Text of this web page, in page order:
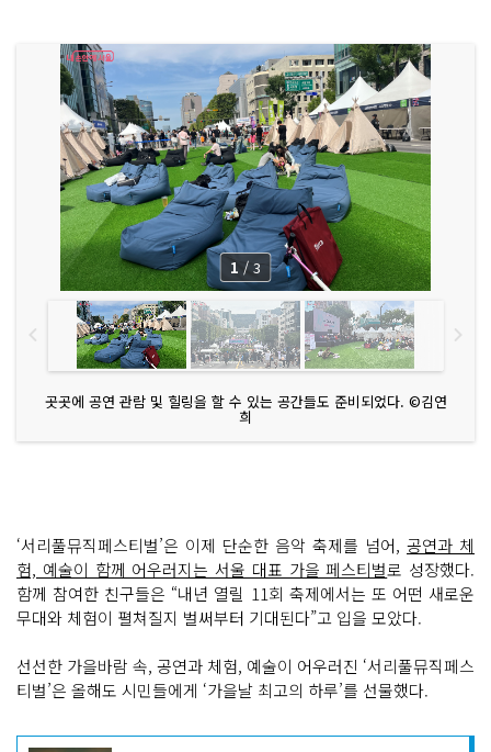
곳곳에 공연 관람 및 힐링을 할 수 있는 공간들도 준비되었다. ©김연
희
1 / 3
‘서리풀뮤직페스티벌’은 이제 단순한 음악 축제를 넘어, 공연과 체
험, 예술이 함께 어우러지는 서울 대표 가을 페스티벌로 성장했다.
함께 참여한 친구들은 “내년 열릴 11회 축제에서는 또 어떤 새로운
무대와 체험이 펼쳐질지 벌써부터 기대된다”고 입을 모았다.
선선한 가을바람 속, 공연과 체험, 예술이 어우러진 ‘서리풀뮤직페스
티벌’은 올해도 시민들에게 ‘가을날 최고의 하루’를 선물했다.